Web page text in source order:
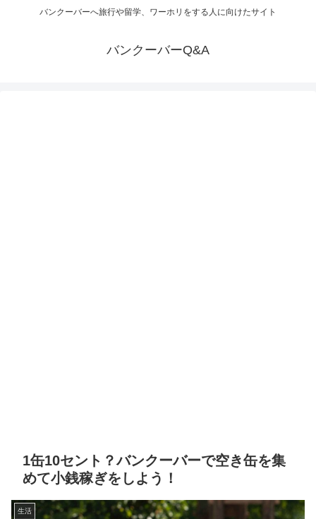
バンクーバーへ旅行や留学、ワーホリをする人に向けたサイト
バンクーバーQ&A
1缶10セント？バンクーバーで空き缶を集
めて小銭稼ぎをしよう！
生活